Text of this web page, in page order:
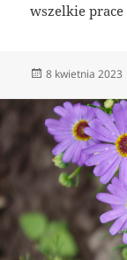
wszelkie
Data
8 kwietnia 2023